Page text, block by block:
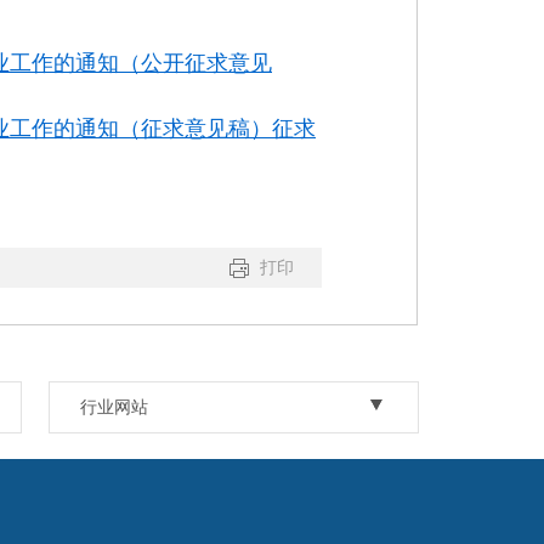
作的通知（公开征求意见
作的通知（征求意见稿）征求
打印
行业网站